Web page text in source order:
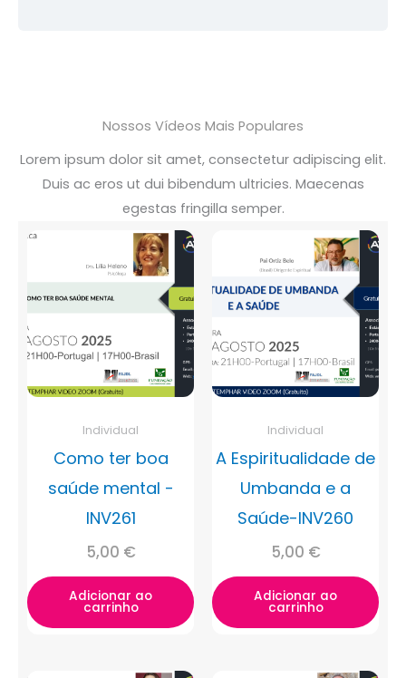
Nossos Vídeos Mais Populares
Lorem ipsum dolor sit amet, consectetur adipiscing elit.
Duis ac eros ut dui bibendum ultricies. Maecenas
egestas fringilla semper.
Individual
Como ter boa
saúde mental -
INV261
5,00 €
Adicionar ao
carrinho
Individual
A Espiritualidade de
Umbanda e a
Saúde-INV260
5,00 €
Adicionar ao
carrinho